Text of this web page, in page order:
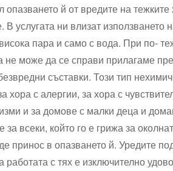
опазването й от вредите на
В услугата ни влизат използването
пара и само с вода. При по-
не може да се справи прилагаме
съставки. Този тип
хора с алергии, за хора с
и за домове с малки деца и
всеки, който го е грижа за
принос в опазването й. Уредите
работата с тях е изключително